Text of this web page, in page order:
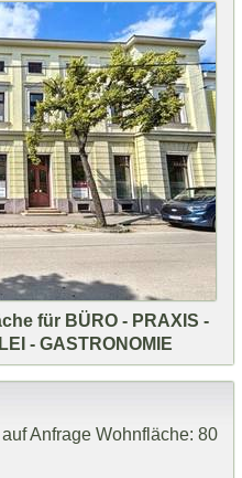
für BÜRO - PRAXIS -
- GASTRONOMIE
auf Anfrage Wohnfläche: 80